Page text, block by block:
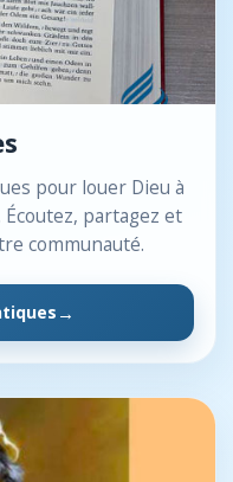
pour louer Dieu à
partagez et
communauté.